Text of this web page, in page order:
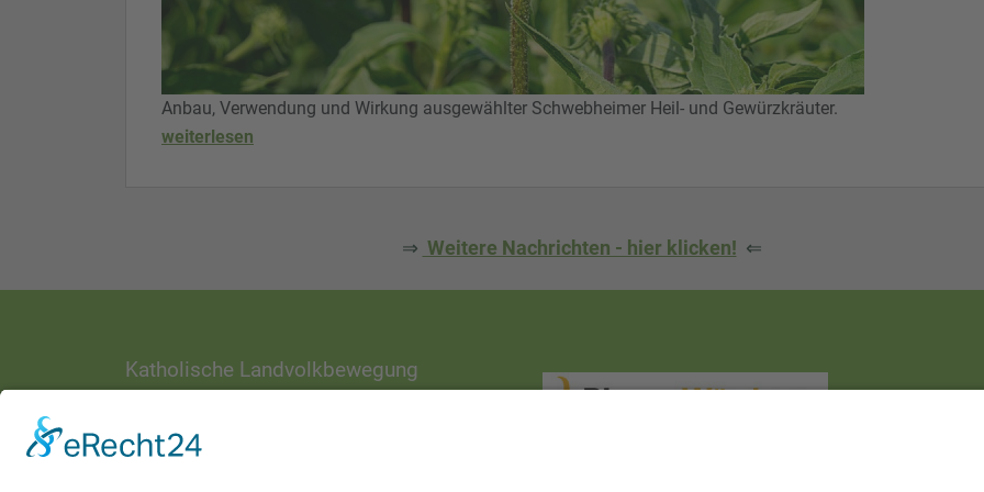
Anbau, Verwendung und Wirkung ausgewählter Schwebheimer Heil- und Gewürzkräuter.
weiterlesen
⇒ Weitere Nachrichten - hier klicken! ⇐
Katholische Landvolkbewegung
Ottostraße 1